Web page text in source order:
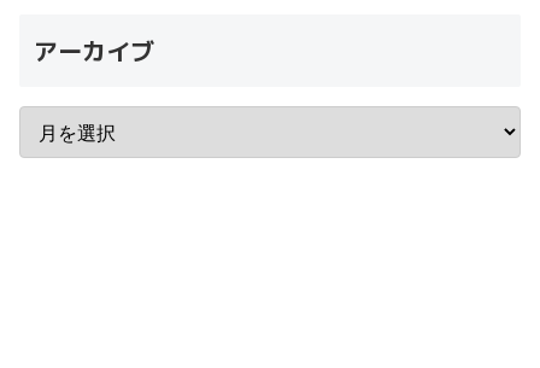
アーカイブ